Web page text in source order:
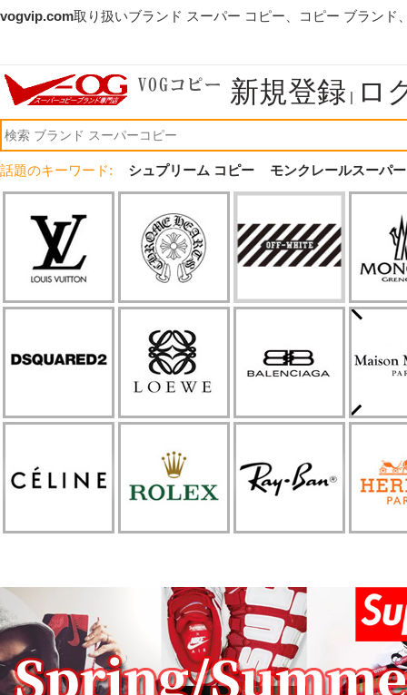
vogvip.com取り扱いブランド スーパー コピー、コピー ブランド
新規登録 | ロ
話題のキーワード: シュプリーム コピー モンクレールスーパ